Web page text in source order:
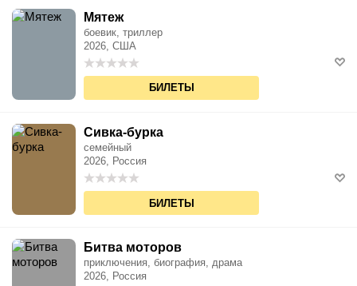
Мятеж
боевик, триллер
2026, США
БИЛЕТЫ
Сивка-бурка
семейный
2026, Россия
БИЛЕТЫ
Битва моторов
приключения, биография, драма
2026, Россия